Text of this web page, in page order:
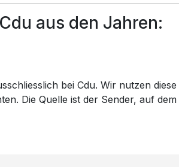
aus den Jahren:
bei Cdu. Wir nutzen
Die Quelle ist der Sender, auf